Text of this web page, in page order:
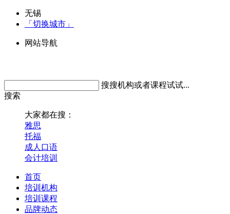
无锡
「切换城市」
网站导航
搜搜机构或者课程试试...
搜索
大家都在搜：
雅思
托福
成人口语
会计培训
首页
培训机构
培训课程
品牌动态